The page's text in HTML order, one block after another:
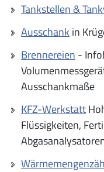
Tankstellen &
Ausschank in
Brennereien -
Ausschankmaße
KFZ-Werkstatt
Flüssigkeiten,